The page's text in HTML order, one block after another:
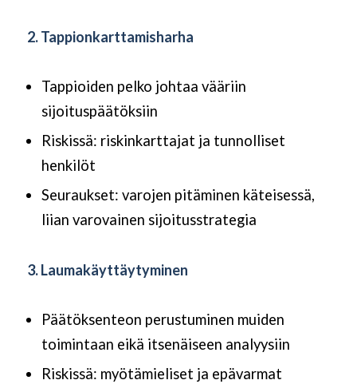
2. Tappionkarttamisharha
Tappioiden pelko johtaa vääriin
sijoituspäätöksiin
Riskissä: riskinkarttajat ja tunnolliset
henkilöt
Seuraukset: varojen pitäminen käteisessä,
liian varovainen sijoitusstrategia
3. Laumakäyttäytyminen
Päätöksenteon perustuminen muiden
toimintaan eikä itsenäiseen analyysiin
Riskissä: myötämieliset ja epävarmat